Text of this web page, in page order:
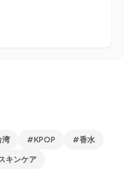
#KPOP #香水
キンケア